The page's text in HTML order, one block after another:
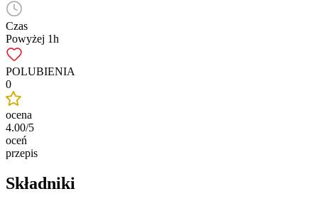
Czas
Powyżej 1h
POLUBIENIA
0
ocena
4.00/5
oceń
przepis
Składniki